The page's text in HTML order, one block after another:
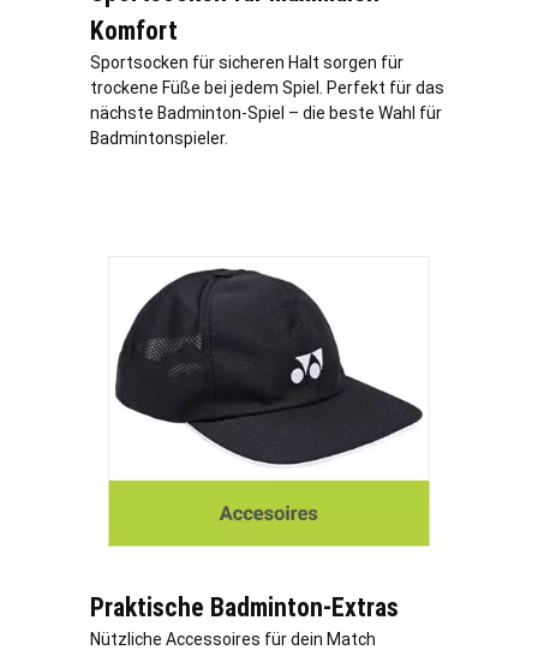
Komfort
Sportsocken für sicheren Halt sorgen für
trockene Füße bei jedem Spiel. Perfekt für das
nächste Badminton-Spiel – die beste Wahl für
Badmintonspieler.
Praktische Badminton-Extras
Nützliche Accessoires für dein Match